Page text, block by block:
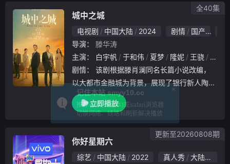
城中之城
电视剧 中国大陆 2024 剧情 国产
导演：
滕华涛
主演：
白宇帆 于和伟 夏梦 隆妮 王骁
冯嘉
剧情：
以大都市金融城为背景，展现了银行新人陶无
忌（白宇帆饰）、支行副行长赵辉（于和伟饰
）以及审计负责人苗彻（王骁饰）之间围绕利
益与初心的一场激烈对决。在这场情与法的较
立即播放
全40集
你好星期六
综艺 中国大陆 2022 真人秀
大陆综艺
更新至20260808期